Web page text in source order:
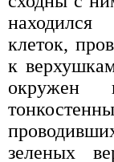
клеток,
к
окружен
зеленых